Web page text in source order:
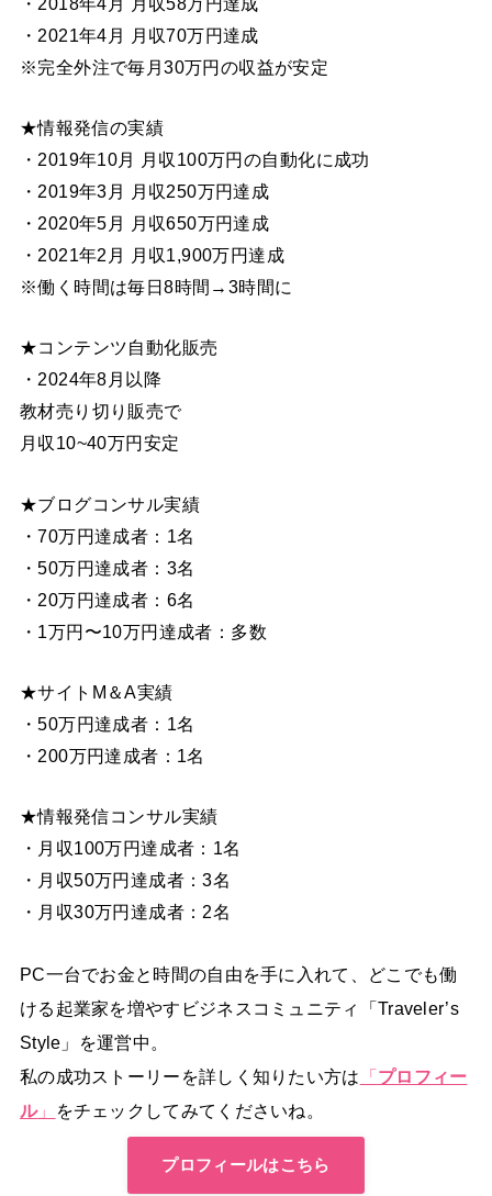
・2021年4月 月収70万円達成
※完全外注で毎月30万円の収益が安定
★情報発信の実績
・2019年10月 月収100万円の自動化に成功
・2019年3月 月収250万円達成
・2020年5月 月収650万円達成
・2021年2月 月収1,900万円達成
※働く時間は毎日8時間→3時間に
★コンテンツ自動化販売
・2024年8月以降
教材売り切り販売で
月収10~40万円安定
★ブログコンサル実績
・70万円達成者：1名
・50万円達成者：3名
・20万円達成者：6名
・1万円〜10万円達成者：多数
★サイトM＆A実績
・50万円達成者：1名
・200万円達成者：1名
★情報発信コンサル実績
・月収100万円達成者：1名
・月収50万円達成者：3名
・月収30万円達成者：2名
PC一台でお金と時間の自由を手に入れて、どこでも働
ける起業家を増やすビジネスコミュニティ「Traveler’s
Style」を運営中。
私の成功ストーリーを詳しく知りたい方は 「プロフィー
ル」 をチェックしてみてくださいね。
プロフィールはこちら